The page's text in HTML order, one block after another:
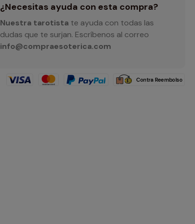
¿Necesitas ayuda con esta compra?
Nuestra tarotista te ayuda con todas las
dudas que te surjan. Escríbenos al correo
info@compraesoterica.com